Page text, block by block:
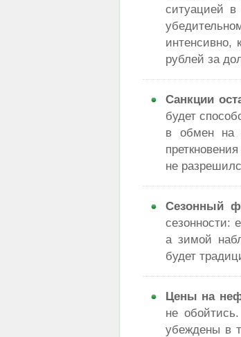
ситуацией в
интенсивно,
рублей за
Санкции
будет
в обмен на
не
Сезонный
сезонности:
а зимой
будет
Цены на
не
убеждены в